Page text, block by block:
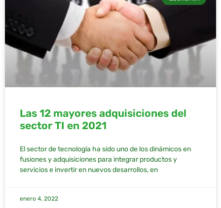
Las 12 mayores adquisiciones del
sector TI en 2021
El sector de tecnología ha sido uno de los dinámicos en
fusiones y adquisiciones para integrar productos y
servicios e invertir en nuevos desarrollos, en
enero 4, 2022